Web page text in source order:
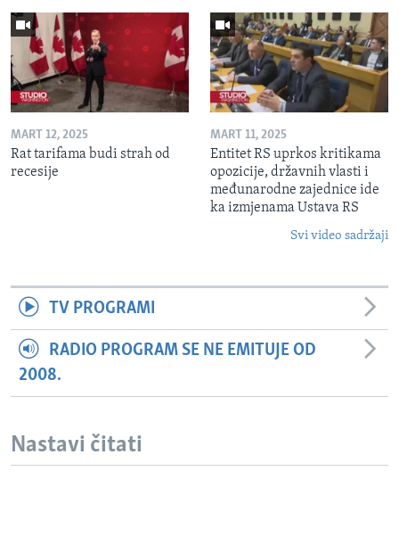
MART 12, 2025
Rat tarifama budi strah od
recesije
MART 11, 2025
Entitet RS uprkos kritikama
opozicije, državnih vlasti i
međunarodne zajednice ide
ka izmjenama Ustava RS
Svi video sadržaji
TV PROGRAMI
RADIO PROGRAM SE NE EMITUJE OD
2008.
Nastavi čitati